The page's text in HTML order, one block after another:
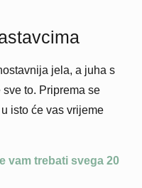
jela, a juha s
to. Priprema se
isto će vas vrijeme
vam trebati svega 20